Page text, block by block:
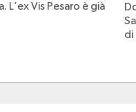
L’ex Vis Pesaro è già
di